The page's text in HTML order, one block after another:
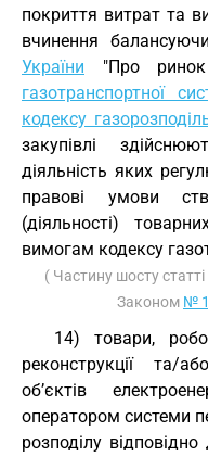
покриття витрат та
вчинення
України "Про ринок
газотранспортної
кодексу
закупівлі
діяльність яких
правові умови
(діяльності)
вимогам кодексу
( Частину шосту
Законом №
14) товари,
реконструкції та/
об’єктів
оператором системи
розподілу